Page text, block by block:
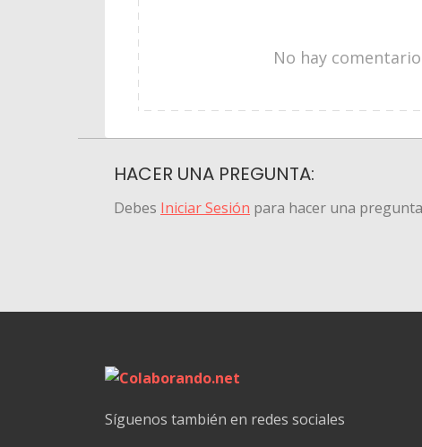
No hay
HACER UNA PREGUNTA:
Debes Iniciar Sesión para hacer una
Síguenos también en redes sociales